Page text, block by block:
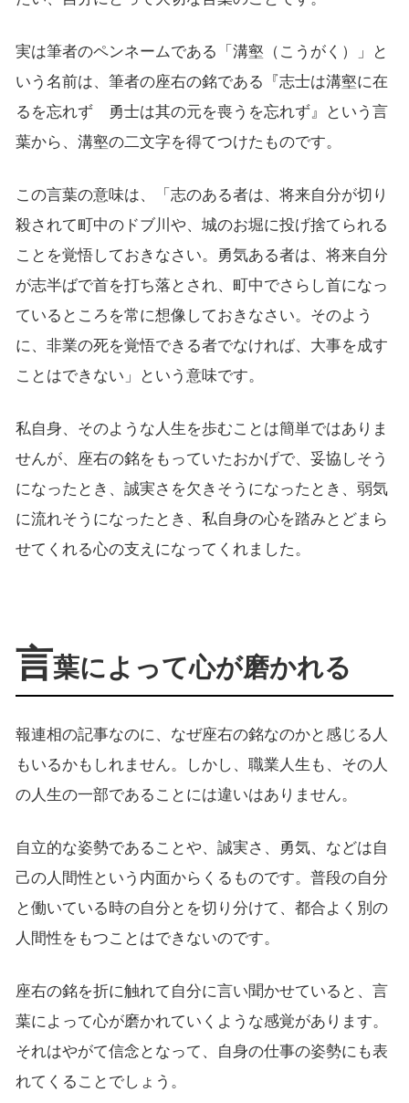
実は筆者のペンネームである「溝壑（こうがく）」と
いう名前は、筆者の座右の銘である『志士は溝壑に在
るを忘れず 勇士は其の元を喪うを忘れず』という言
葉から、溝壑の二文字を得てつけたものです。
この言葉の意味は、「志のある者は、将来自分が切り
殺されて町中のドブ川や、城のお堀に投げ捨てられる
ことを覚悟しておきなさい。勇気ある者は、将来自分
が志半ばで首を打ち落とされ、町中でさらし首になっ
ているところを常に想像しておきなさい。そのよう
に、非業の死を覚悟できる者でなければ、大事を成す
ことはできない」という意味です。
私自身、そのような人生を歩むことは簡単ではありま
せんが、座右の銘をもっていたおかげで、妥協しそう
になったとき、誠実さを欠きそうになったとき、弱気
に流れそうになったとき、私自身の心を踏みとどまら
せてくれる心の支えになってくれました。
言葉によって心が磨かれる
報連相の記事なのに、なぜ座右の銘なのかと感じる人
もいるかもしれません。しかし、職業人生も、その人
の人生の一部であることには違いはありません。
自立的な姿勢であることや、誠実さ、勇気、などは自
己の人間性という内面からくるものです。普段の自分
と働いている時の自分とを切り分けて、都合よく別の
人間性をもつことはできないのです。
座右の銘を折に触れて自分に言い聞かせていると、言
葉によって心が磨かれていくような感覚があります。
それはやがて信念となって、自身の仕事の姿勢にも表
れてくることでしょう。